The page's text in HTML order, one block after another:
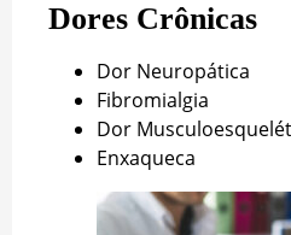
Dores Crônicas
Dor Neuropática
Fibromialgia
Dor
Enxaqueca